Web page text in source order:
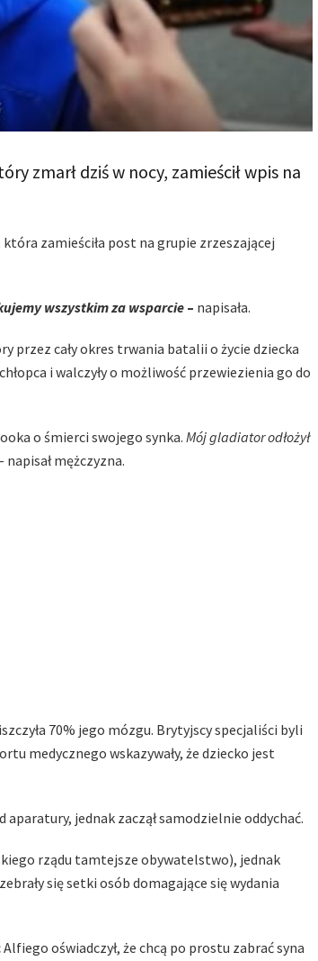
zmarł dziś w nocy, zamieścił wpis na
zamieściła post na grupie zrzeszającej
wszystkim za wsparcie – napisała.
przez cały okres trwania batalii o życie dziecka
i walczyły o możliwość przewiezienia go do
o śmierci swojego synka. Mój gladiator odłożył
napisał mężczyzna.
70% jego mózgu. Brytyjscy specjaliści byli
medycznego wskazywały, że dziecko jest
jednak zaczął samodzielnie oddychać.
rządu tamtejsze obywatelstwo), jednak
się setki osób domagające się wydania
oświadczył, że chcą po prostu zabrać syna